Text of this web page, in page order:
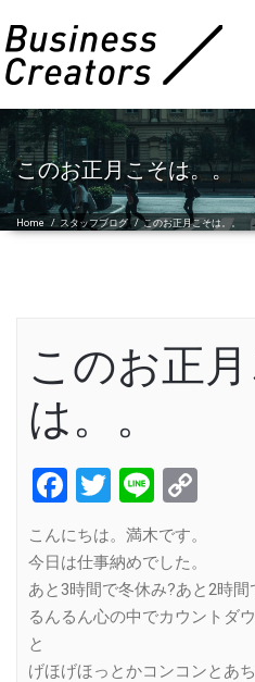
このお正月こそは。。
Home / スタッフブログ /このお正月こそは。。
このお正
は。。
Facebook
Twitter
Line
こんにちは。満木です。
今日は仕事納めでした。
あと3時間で冬休み?あと2時間
るんるん心の中でカウントダ
と
げほげほっとかコンコンとあ